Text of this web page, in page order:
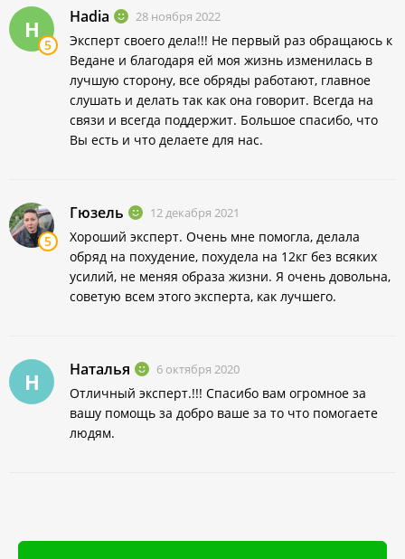
5
H Hadia 28 ноября 2022
Эксперт своего дела!!! Не первый раз обращаюсь к
Ведане и благодаря ей моя жизнь изменилась в
лучшую сторону, все обряды работают, главное
слушать и делать так как она говорит. Всегда на
связи и всегда поддержит. Большое спасибо, что
Вы есть и что делаете для нас.
5
Гюзель 12 декабря 2021
Хороший эксперт. Очень мне помогла, делала
обряд на похудение, похудела на 12кг без всяких
усилий, не меняя образа жизни. Я очень довольна,
советую всем этого эксперта, как лучшего.
Н Наталья 6 октября 2020
Отличный эксперт.!!! Спасибо вам огромное за
вашу помощь за добро ваше за то что помогаете
людям.